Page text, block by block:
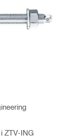
ZTV-ING